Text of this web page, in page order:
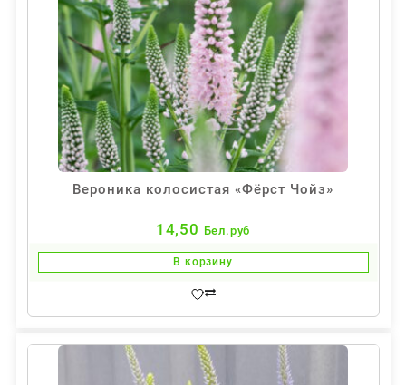
Вероника колосистая «Фёрст Чойз»
14,50 Бел.руб
В корзину